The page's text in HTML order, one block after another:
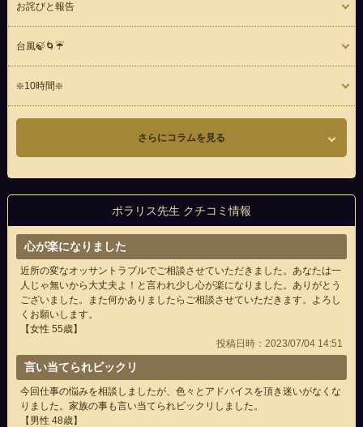
お詫びと報告
台風🍃🌀☔
❇️10時間❇️
さらにコラムを見る
ポラリス先生 クチコミ情報
心が楽になりました
近所の変なオッサントラブルでご相談させていただきました。あなたは一
人じゃ無いから大丈夫よ！と言われ少し心が楽になりました。ありがとう
ございました。また何かありましたらご相談させていただきます。よろし
くお願いします。
【女性 55歳】
投稿日時：2023/07/04 14:51
言い当てられビックリ
今回仕事の悩みを相談しましたが、色々とアドバイスを頂き迷いがなくな
りました。家族の事も言い当てられビックリしました。
【男性 48歳】